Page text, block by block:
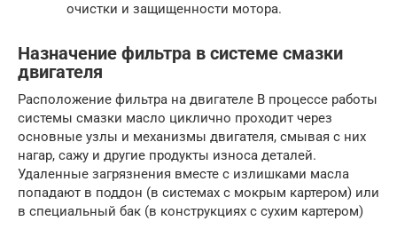
очистки и защищенности мотора.
Назначение фильтра в системе смазки
двигателя
Расположение фильтра на двигателе В процессе работы
системы смазки масло циклично проходит через
основные узлы и механизмы двигателя, смывая с них
нагар, сажу и другие продукты износа деталей.
Удаленные загрязнения вместе с излишками масла
попадают в поддон (в системах с мокрым картером) или
в специальный бак (в конструкциях с сухим картером)